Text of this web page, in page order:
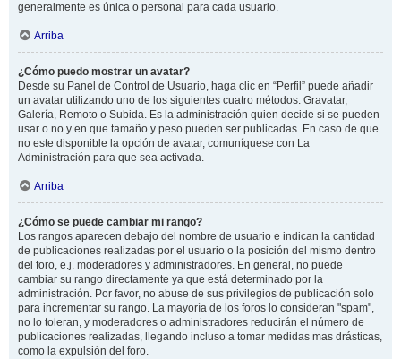
generalmente es única o personal para cada usuario.
Arriba
¿Cómo puedo mostrar un avatar?
Desde su Panel de Control de Usuario, haga clic en “Perfil” puede añadir
un avatar utilizando uno de los siguientes cuatro métodos: Gravatar,
Galería, Remoto o Subida. Es la administración quien decide si se pueden
usar o no y en que tamaño y peso pueden ser publicadas. En caso de que
no este disponible la opción de avatar, comuníquese con La
Administración para que sea activada.
Arriba
¿Cómo se puede cambiar mi rango?
Los rangos aparecen debajo del nombre de usuario e indican la cantidad
de publicaciones realizadas por el usuario o la posición del mismo dentro
del foro, e.j. moderadores y administradores. En general, no puede
cambiar su rango directamente ya que está determinado por la
administración. Por favor, no abuse de sus privilegios de publicación solo
para incrementar su rango. La mayoría de los foros lo consideran "spam",
no lo toleran, y moderadores o administradores reducirán el número de
publicaciones realizadas, llegando incluso a tomar medidas mas drásticas,
como la expulsión del foro.